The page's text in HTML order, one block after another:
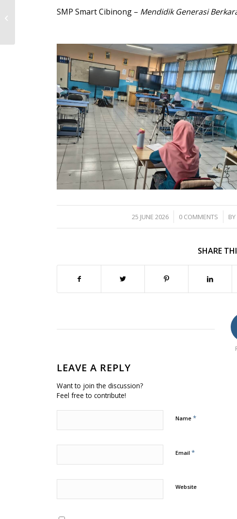
SMP Smart Cibinong – Mendidik Generasi
25 JUNE 2026
/ 0 COMMENTS
/ BY
SHARE
LEAVE A REPLY
Want to join the discussion?
Feel free to contribute!
Name*
Email*
Website
SEMINAR PARENTING
ORANG TUA HEBAT TK